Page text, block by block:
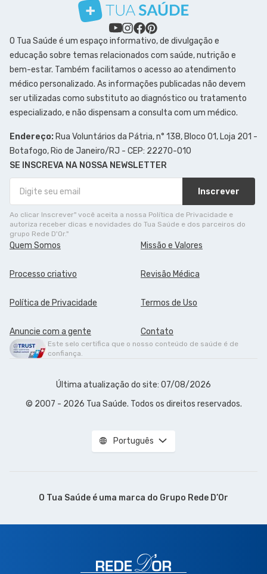
O Tua Saúde é um espaço informativo, de divulgação e
educação sobre temas relacionados com saúde, nutrição e
bem-estar. Também facilitamos o acesso ao atendimento
médico personalizado. As informações publicadas não devem
ser utilizadas como substituto ao diagnóstico ou tratamento
especializado, e não dispensam a consulta com um médico.
Endereço: Rua Voluntários da Pátria, n° 138, Bloco 01, Loja 201 -
Botafogo, Rio de Janeiro/RJ - CEP: 22270-010
SE INSCREVA NA NOSSA NEWSLETTER
Inscrever
Ao clicar Inscrever" você aceita a nossa Política de Privacidade e
autoriza receber dicas e novidades do Tua Saúde e dos parceiros do
grupo Rede D'Or."
Quem Somos Missão e Valores
Processo criativo Revisão Médica
Política de Privacidade Termos de Uso
Anuncie com a gente Contato
Este selo certifica que o nosso conteúdo de saúde é de
confiança.
Última atualização do site: 07/08/2026
© 2007 - 2026 Tua Saúde. Todos os direitos reservados.
Português
O Tua Saúde é uma marca do Grupo Rede D’Or